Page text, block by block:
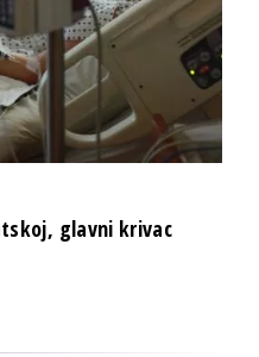
glavni krivac